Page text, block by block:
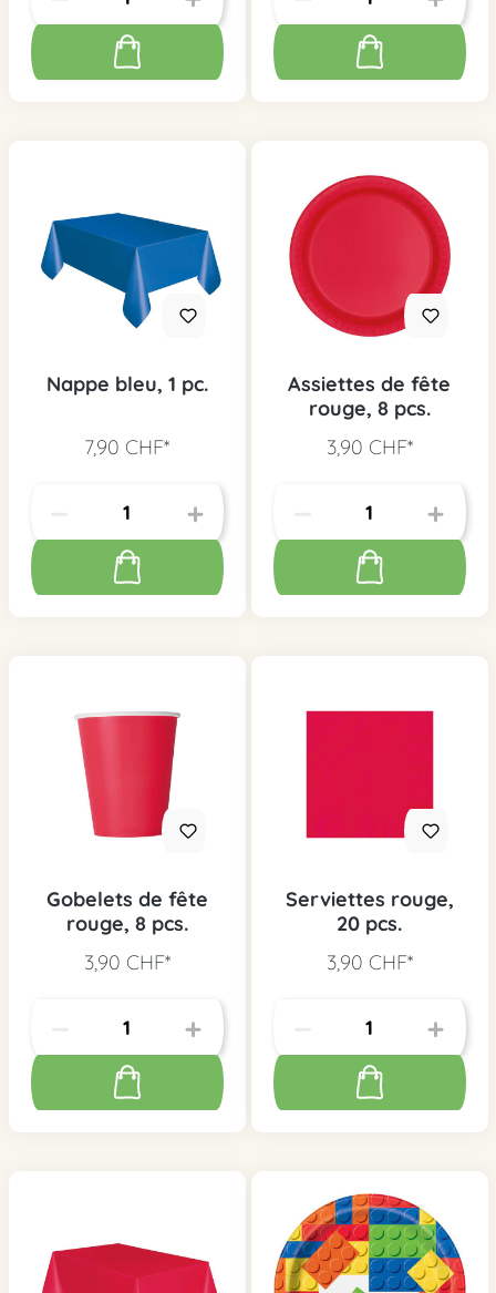
Nappe bleu, 1 pc.
7,90 CHF*
Assiettes de fête
rouge, 8 pcs.
3,90 CHF*
Gobelets de fête
rouge, 8 pcs.
3,90 CHF*
Serviettes rouge,
20 pcs.
3,90 CHF*